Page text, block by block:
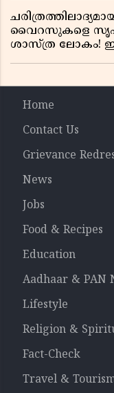
വൈറസുകളെ
ശാസ്ത്ര ലോകം!
Home
Contact Us
Grievance
News
Jobs
Food & Recipes
Education
Aadhaar & PAN
Lifestyle
Religion &
Fact-Check
Travel &